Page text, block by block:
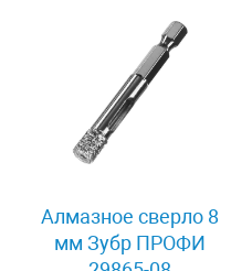
Алмазное сверло 8
мм Зубр ПРОФИ